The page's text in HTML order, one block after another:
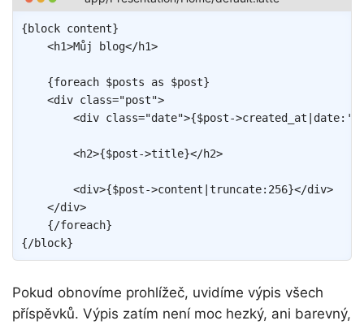
{block content}
<h1>Můj blog</h1>
{foreach $posts as $post}
<div class="post">
<div class="date">{$post->created_at date:
<h2>{$post->title}</h2>
<div>{$post->content truncate: 256}</div>
</div>
{/foreach}
{/block}
Pokud obnovíme prohlížeč, uvidíme výpis všech
příspěvků. Výpis zatím není moc hezký, ani barevný,